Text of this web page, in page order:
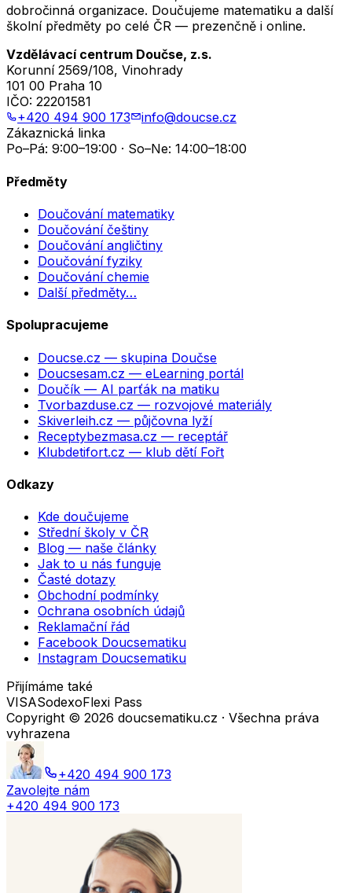
dobročinná organizace. Doučujeme matematiku a další
školní předměty po celé ČR — prezenčně i online.
Vzdělávací centrum Doučse, z.s.
Korunní 2569/108, Vinohrady
101 00 Praha 10
IČO: 22201581
+420 494 900 173
info@doucse.cz
Zákaznická linka
Po–Pá: 9:00–19:00 · So–Ne: 14:00–18:00
Předměty
Doučování matematiky
Doučování češtiny
Doučování angličtiny
Doučování fyziky
Doučování chemie
Další předměty…
Spolupracujeme
Doucse.cz — skupina Doučse
Doucsesam.cz — eLearning portál
Doučík — AI parťák na matiku
Tvorbazduse.cz — rozvojové materiály
Skiverleih.cz — půjčovna lyží
Receptybezmasa.cz — receptář
Klubdetifort.cz — klub dětí Fořt
Odkazy
Kde doučujeme
Střední školy v ČR
Blog — naše články
Jak to u nás funguje
Časté dotazy
Obchodní podmínky
Ochrana osobních údajů
Reklamační řád
Facebook Doucsematiku
Instagram Doucsematiku
Přijímáme také
VISASodexoFlexi Pass
Copyright © 2026 doucsematiku.cz · Všechna práva
vyhrazena
+420 494 900 173
Zavolejte nám
+420 494 900 173